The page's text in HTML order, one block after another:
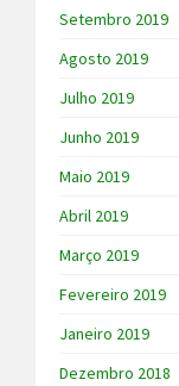
Setembro 2019
Agosto 2019
Julho 2019
Junho 2019
Maio 2019
Abril 2019
Março 2019
Fevereiro 2019
Janeiro 2019
Dezembro 2018